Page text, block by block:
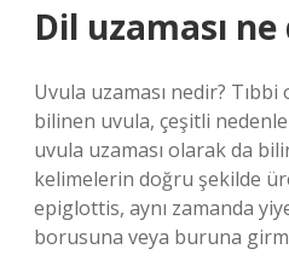
Dil uzaması
Uvula uzaması nedir?
bilinen uvula, çeşitli
uvula uzaması olarak da
kelimelerin doğru şekilde
epiglottis, aynı zamanda
borusuna veya buruna